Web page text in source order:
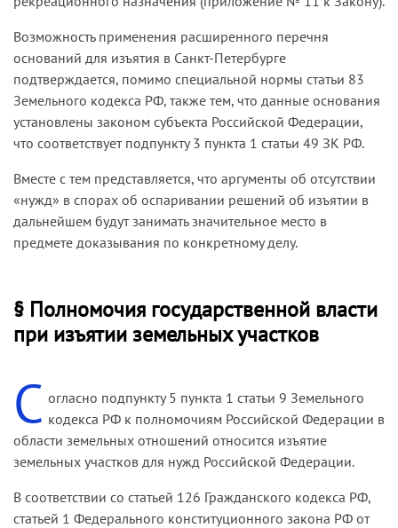
Возможность применения расширенного перечня
оснований для изъятия в Санкт-Петербурге
подтверждается, помимо специальной нормы статьи 83
Земельного кодекса РФ, также тем, что данные основания
установлены законом субъекта Российской Федерации,
что соответствует подпункту 3 пункта 1 статьи 49 ЗК РФ.
Вместе с тем представляется, что аргументы об отсутствии
«нужд» в спорах об оспаривании решений об изъятии в
дальнейшем будут занимать значительное место в
предмете доказывания по конкретному делу.
§ Полномочия государственной власти
при изъятии земельных участков
С огласно подпункту 5 пункта 1 статьи 9 Земельного
кодекса РФ к полномочиям Российской Федерации в
области земельных отношений относится изъятие
земельных участков для нужд Российской Федерации.
В соответствии со статьей 126 Гражданского кодекса РФ,
статьей 1 Федерального конституционного закона РФ от